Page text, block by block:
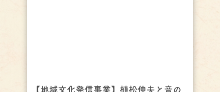
【地域文化発信事業】植松伸夫と音の